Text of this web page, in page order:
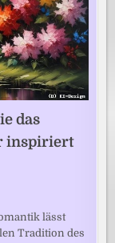
das
inspiriert
lässt
Tradition des